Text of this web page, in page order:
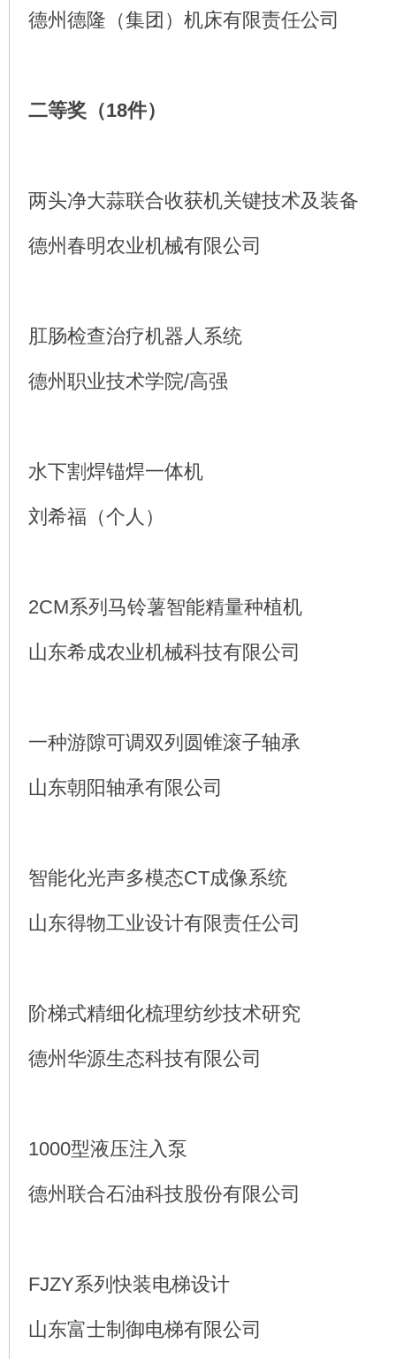
德州德隆（集团）机床有限责任公司
二等奖（18件）
两头净大蒜联合收获机关键技术及装备
德州春明农业机械有限公司
肛肠检查治疗机器人系统
德州职业技术学院/高强
水下割焊锚焊一体机
刘希福（个人）
2CM系列马铃薯智能精量种植机
山东希成农业机械科技有限公司
一种游隙可调双列圆锥滚子轴承
山东朝阳轴承有限公司
智能化光声多模态CT成像系统
山东得物工业设计有限责任公司
阶梯式精细化梳理纺纱技术研究
德州华源生态科技有限公司
1000型液压注入泵
德州联合石油科技股份有限公司
FJZY系列快装电梯设计
山东富士制御电梯有限公司